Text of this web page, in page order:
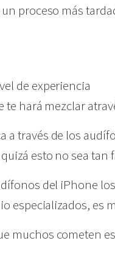
proceso más
de experiencia
hará mezclar
a través de los
esto no sea tan
del iPhone
especializados, es
muchos cometen